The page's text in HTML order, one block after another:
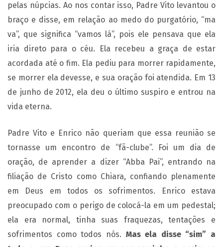
pelas núpcias. Ao nos contar isso, Padre Vito levantou o
braço e disse, em relação ao medo do purgatório, “ma
va”, que significa “vamos lá”, pois ele pensava que ela
iria direto para o céu. Ela recebeu a graça de estar
acordada até o fim. Ela pediu para morrer rapidamente,
se morrer ela devesse, e sua oração foi atendida. Em 13
de junho de 2012, ela deu o último suspiro e entrou na
vida eterna.
Padre Vito e Enrico não queriam que essa reunião se
tornasse um encontro de “fã-clube”. Foi um dia de
oração, de aprender a dizer “Abba Pai”, entrando na
filiação de Cristo como Chiara, confiando plenamente
em Deus em todos os sofrimentos. Enrico estava
preocupado com o perigo de colocá-la em um pedestal;
ela era normal, tinha suas fraquezas, tentações e
sofrimentos como todos nós. Mas ela disse “sim” a